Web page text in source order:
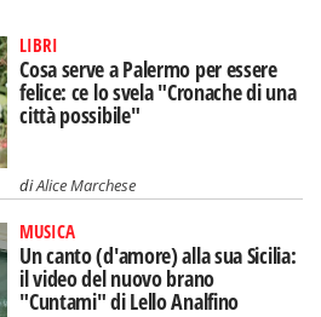
LIBRI
Cosa serve a Palermo per essere
felice: ce lo svela "Cronache di una
città possibile"
diAlice Marchese
MUSICA
Un canto (d'amore) alla sua Sicilia:
il video del nuovo brano
"Cuntami" di Lello Analfino